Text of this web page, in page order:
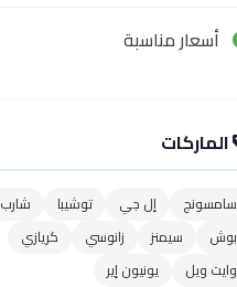
أسعار مناسبة
الماركات
سامسونج إل جي توشيبا
شارب
بوش
سيمنز زانوسي
كريازي
وايت ويل
يونيون إير